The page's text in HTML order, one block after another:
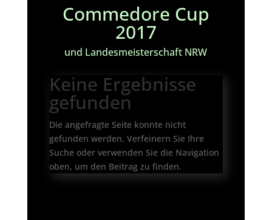
Commedore Cup
2017
und Landesmeisterschaft NRW
Keine Ergebnisse
gefunden
Die angefragte Seite konnte nicht
gefunden werden. Verfeinern Sie Ihre
Suche oder verwenden Sie die Navigation
oben, um den Beitrag zu finden.